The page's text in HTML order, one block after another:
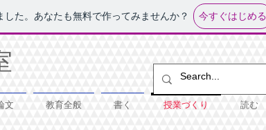
した。あなたも無料で作ってみませんか？ 今すぐはじめる
文 教育全般 書く 授業づくり 読む